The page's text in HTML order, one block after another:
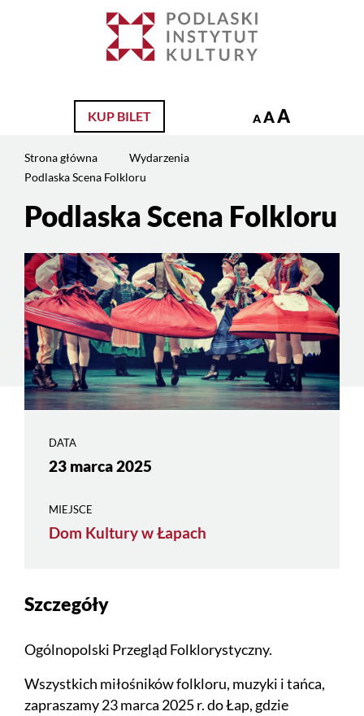
KUP BILET A AA
Strona główna
Wydarzenia
Podlaska Scena Folkloru
Podlaska Scena Folkloru
DATA
23 marca 2025
MIEJSCE
Dom Kultury w Łapach
Szczegóły
Ogólnopolski Przegląd Folklorystyczny.
Wszystkich miłośników folkloru, muzyki i tańca,
zapraszamy 23 marca 2025 r. do Łap, gdzie